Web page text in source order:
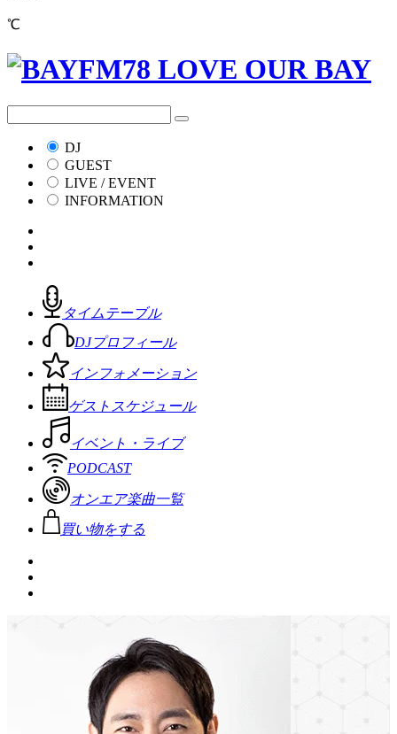
℃
DJ
GUEST
LIVE / EVENT
INFORMATION
タイムテーブル
DJプロフィール
インフォメーション
ゲストスケジュール
イベント・ライブ
PODCAST
オンエア楽曲一覧
買い物をする